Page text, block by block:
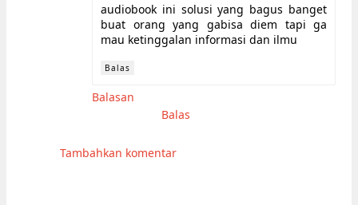
audiobook ini solusi yang bagus banget
buat orang yang gabisa diem tapi ga
mau ketinggalan informasi dan ilmu
Balas
Balasan
Balas
Tambahkan komentar